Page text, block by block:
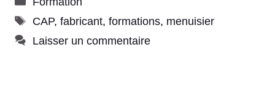
Étiquettes
CAP, fabricant, formations, menuisier
Laisser un commentaire